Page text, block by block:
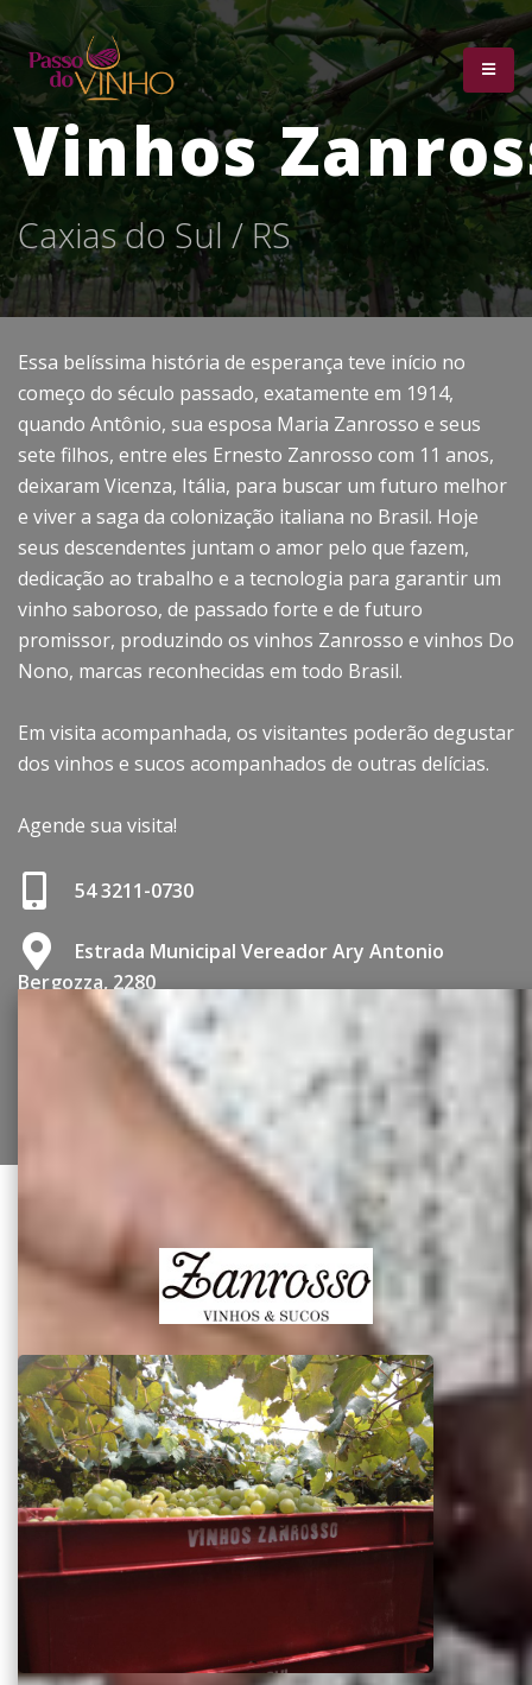
Vinhos
Caxiasdo Sul / RS
Essa belíssima história de esperança teve início no
começo do século passado, exatamente em 1914,
quando Antônio, sua esposa Maria Zanrosso e seus
sete filhos, entre eles Ernesto Zanrosso com 11 anos,
deixaram Vicenza, Itália, para buscar um futuro melhor
e viver a saga da colonização italiana no Brasil. Hoje
seus descendentes juntam o amor pelo que fazem,
dedicação ao trabalho e a tecnologia para garantir um
vinho saboroso, de passado forte e de futuro
promissor, produzindo os vinhos Zanrosso e vinhos Do
Nono, marcas reconhecidas em todo Brasil.
Em visita acompanhada, os visitantes poderão degustar
dos vinhos e sucos acompanhados de outras delícias.
Agende sua visita!
54 3211-0730
Estrada Municipal Vereador Ary Antonio
Bergozza, 2280
www.zanrosso.com.br